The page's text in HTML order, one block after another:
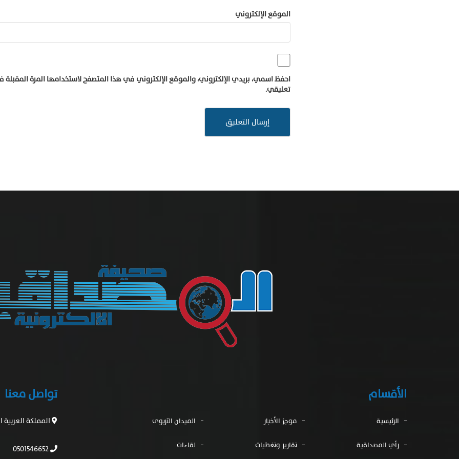
الموقع الإلكتروني
احفظ اسمي، بريدي الإلكتروني، والموقع الإلكتروني في هذا المتصفح لاستخدامها المرة
تعليقي.
الأقسام
الرئيسية موجز الأخبار الميدان التربوى
رأي المصداقية تقارير وتغطيات لقاءات
تواصل معنا
المملكة
0501546652